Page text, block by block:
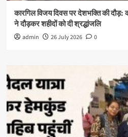
कारगिल विजय दिवस पर देशभक्ति की दौड़:
ने दौड़कर शहीदों को दी श्रद्धांजलि
admin 26 July 2026 0